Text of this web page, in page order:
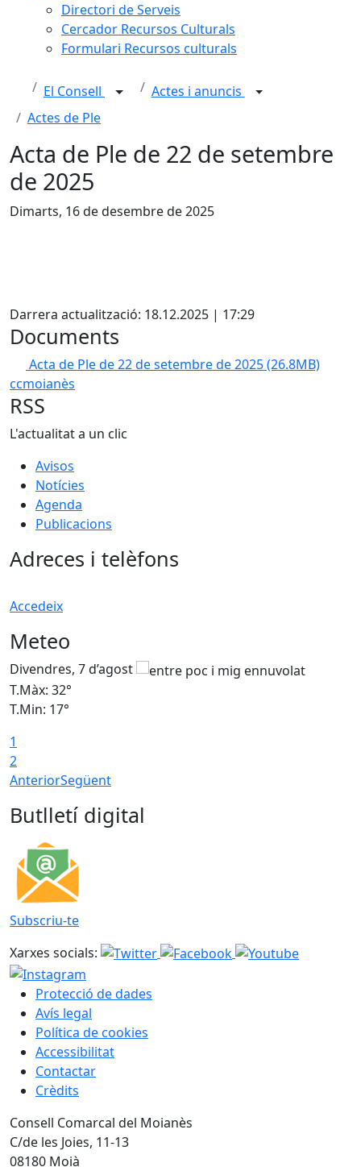
Directori de Serveis
Cercador Recursos Culturals
Formulari Recursos culturals
El Consell
Actes i anuncis
Actes de Ple
Acta de Ple de 22 de setembre
de 2025
Dimarts, 16 de desembre de 2025
Darrera actualització: 18.12.2025 | 17:29
Documents
Acta de Ple de 22 de setembre de 2025(26.8MB)
ccmoianès
RSS
L'actualitat a un clic
Avisos
Notícies
Agenda
Publicacions
Adreces i telèfons
Accedeix
Meteo
Divendres, 7 d’agost
T.Màx: 32°
T.Min: 17°
1
2
AnteriorSegüent
Butlletí digital
Subscriu-te
Xarxes socials:
Protecció de dades
Avís legal
Política de cookies
Accessibilitat
Contactar
Crèdits
Consell Comarcal del Moianès
C/de les Joies, 11-13
08180 Moià